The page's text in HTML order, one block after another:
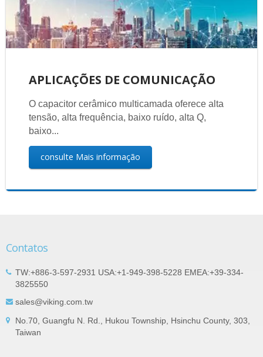
APLICAÇÕES DE COMUNICAÇÃO
O capacitor cerâmico multicamada oferece alta
tensão, alta frequência, baixo ruído, alta Q,
baixo...
consulte Mais informação
Contatos
TW:+886-3-597-2931 USA:+1-949-398-5228 EMEA:+39-334-
3825550
sales@viking.com.tw
No.70, Guangfu N. Rd., Hukou Township, Hsinchu County, 303,
Taiwan